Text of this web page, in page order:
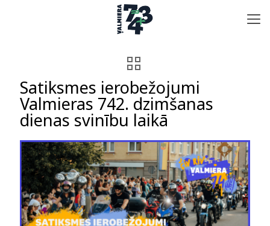
Satiksmes ierobežojumi
Valmieras 742. dzimšanas
dienas svinību laikā